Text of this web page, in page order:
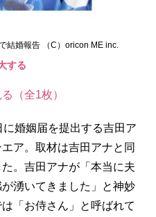
結婚報告 （C）oricon ME inc.
する
（全1枚）
婚姻届を提出する吉田ア
ア。取材は吉田アナと同
。吉田アナが「本当に夫
湧いてきました」と神妙
「お侍さん」と呼ばれて